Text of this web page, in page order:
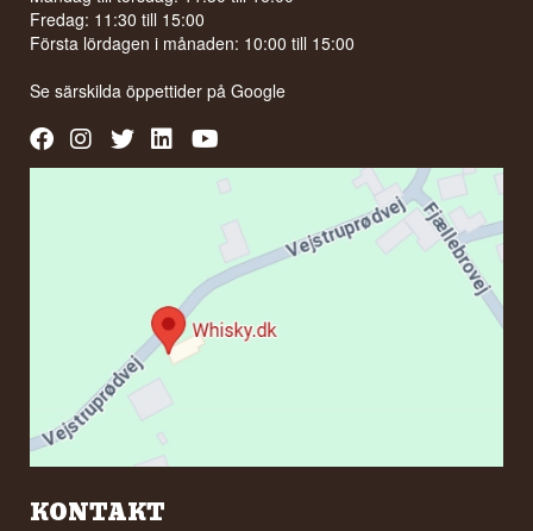
Fredag: 11:30 till 15:00
Första lördagen i månaden: 10:00 till 15:00
Se särskilda öppettider påGoogle
KONTAKT